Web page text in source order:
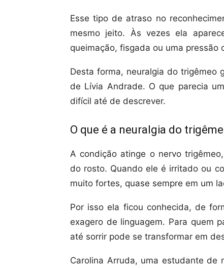
Esse tipo de atraso no
mesmo jeito. Às vezes ela
queimação, fisgada ou uma pressão
Desta forma, neuralgia do trigêmeo
de Lívia Andrade. O que parecia
difícil até de descrever.
O que é a neuralgia do
A condição atinge o nervo
do rosto. Quando ele é irritado ou
muito fortes, quase sempre em um
Por isso ela ficou conhecida, de
exagero de linguagem. Para quem
até sorrir pode se transformar em
Carolina Arruda, uma estudante de